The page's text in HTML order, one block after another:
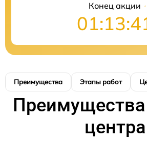
Конец акции
Преимущества Этапы работ
Преимущества
центра